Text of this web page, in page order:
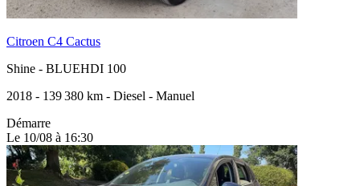
Citroen C4 Cactus
Shine - BLUEHDI 100
2018 - 139 380 km - Diesel - Manuel
Démarre
Le 10/08 à 16:30